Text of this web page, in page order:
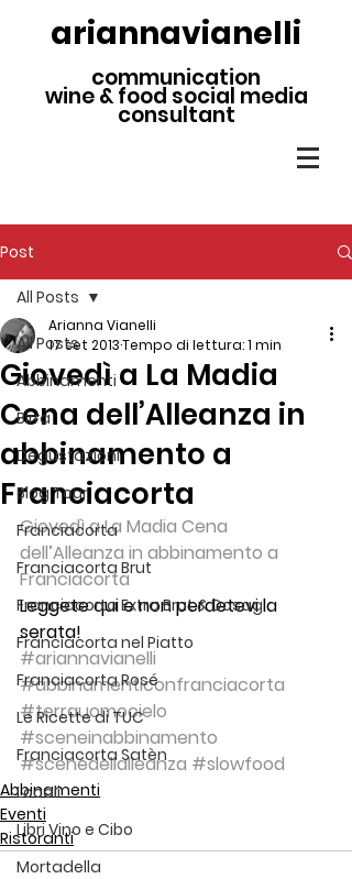
ariannavianelli
communication
wine & food social media
consultant
Post
All Posts
Abbinamenti
Birra
Degustazioni
Blog Tour
Franciacorta
Franciacorta Brut
Franciacorta Extra Brut & Dosag
Franciacorta nel Piatto
Franciacorta Rosé
Le Ricette di TUC
Franciacorta Satèn
Locali
Libri Vino e Cibo
Mortadella
All Posts
Giovedì a La Madia
Cena dell’Alleanza in
abbinamento a
Franciacorta
Arianna Vianelli
17 set 2013Tempo di lettura: 1 min
Giovedì a La Madia Cena
dell’Alleanza in abbinamento a
Franciacorta
Leggete qui e non perdetevi la
serata!
#ariannavianelli
#abbinamenticonfranciacorta
#terrauomocielo
#sceneinabbinamento
#scenedellalleanza #slowfood
Abbinamenti
Eventi
Ristoranti